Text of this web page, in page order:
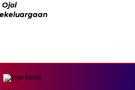
Ojol